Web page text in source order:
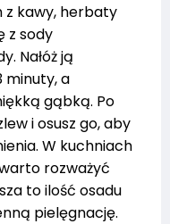
z kawy, herbaty
z sody
Nałóż ją
minuty, a
gąbką. Po
i osusz go, aby
W kuchniach
rozważyć
to ilość osadu
pielęgnację.